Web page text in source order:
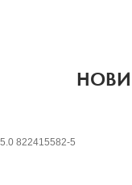
822415582-5